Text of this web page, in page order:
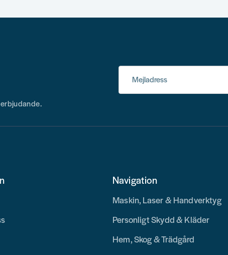
Mejladress
Navigation
Maskin, Laser & Handverktyg
Personligt Skydd & Kläder
Hem, Skog & Trädgård